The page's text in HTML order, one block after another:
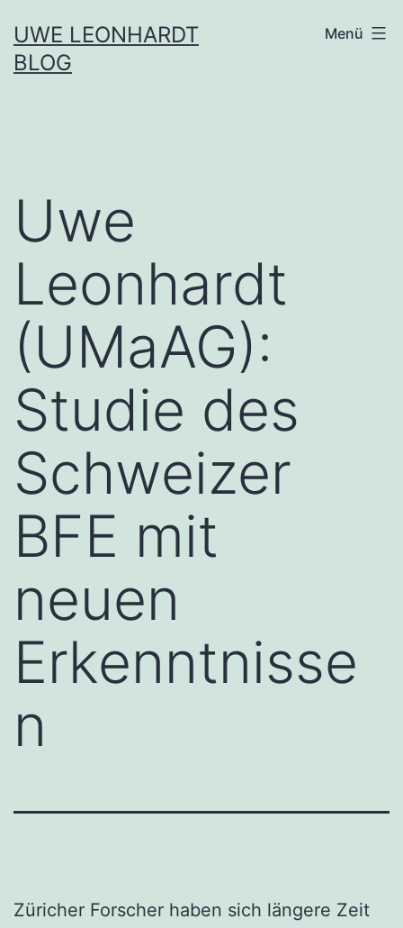
Inhalt
springen
UWE LEONHARDT
BLOG
Menü
Uwe
Leonhardt
(UMaAG):
Studie des
Schweizer
BFE mit
neuen
Erkenntnisse
n
Züricher Forscher haben sich längere Zeit